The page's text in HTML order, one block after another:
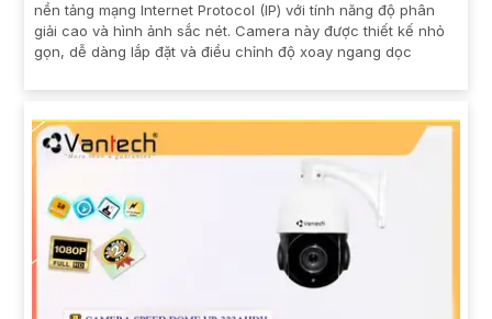
nền tảng mạng Internet Protocol (IP) với tính năng độ phân
giải cao và hình ảnh sắc nét. Camera này được thiết kế nhỏ
gọn, dễ dàng lắp đặt và điều chỉnh độ xoay ngang dọc